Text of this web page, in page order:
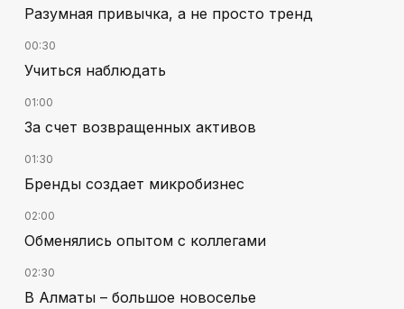
Разумная привычка, а не просто тренд
00:30
Учиться наблюдать
01:00
За счет возвращенных активов
01:30
Бренды создает микробизнес
02:00
Обменялись опытом с коллегами
02:30
В Алматы – большое новоселье